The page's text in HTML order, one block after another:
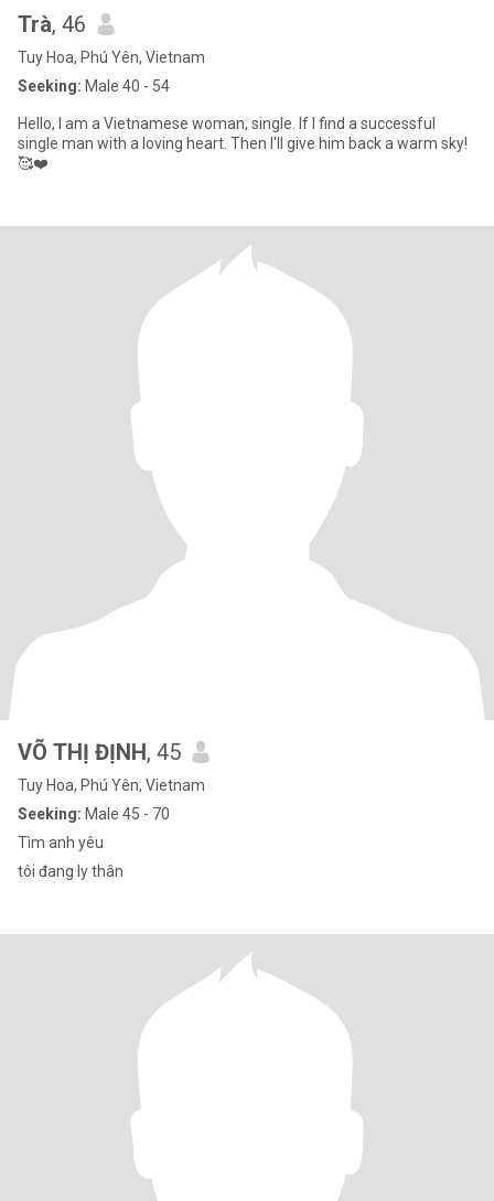
Trà, 46
Tuy Hoa, Phú Yên, Vietnam
Seeking: Male 40 - 54
Hello, I am a Vietnamese woman, single. If I find a successful
single man with a loving heart. Then I'll give him back a warm sky!
🥰❤️
VÕ THỊ ĐỊNH, 45
Tuy Hoa, Phú Yên, Vietnam
Seeking: Male 45 - 70
Tìm anh yêu
tôi đang ly thân